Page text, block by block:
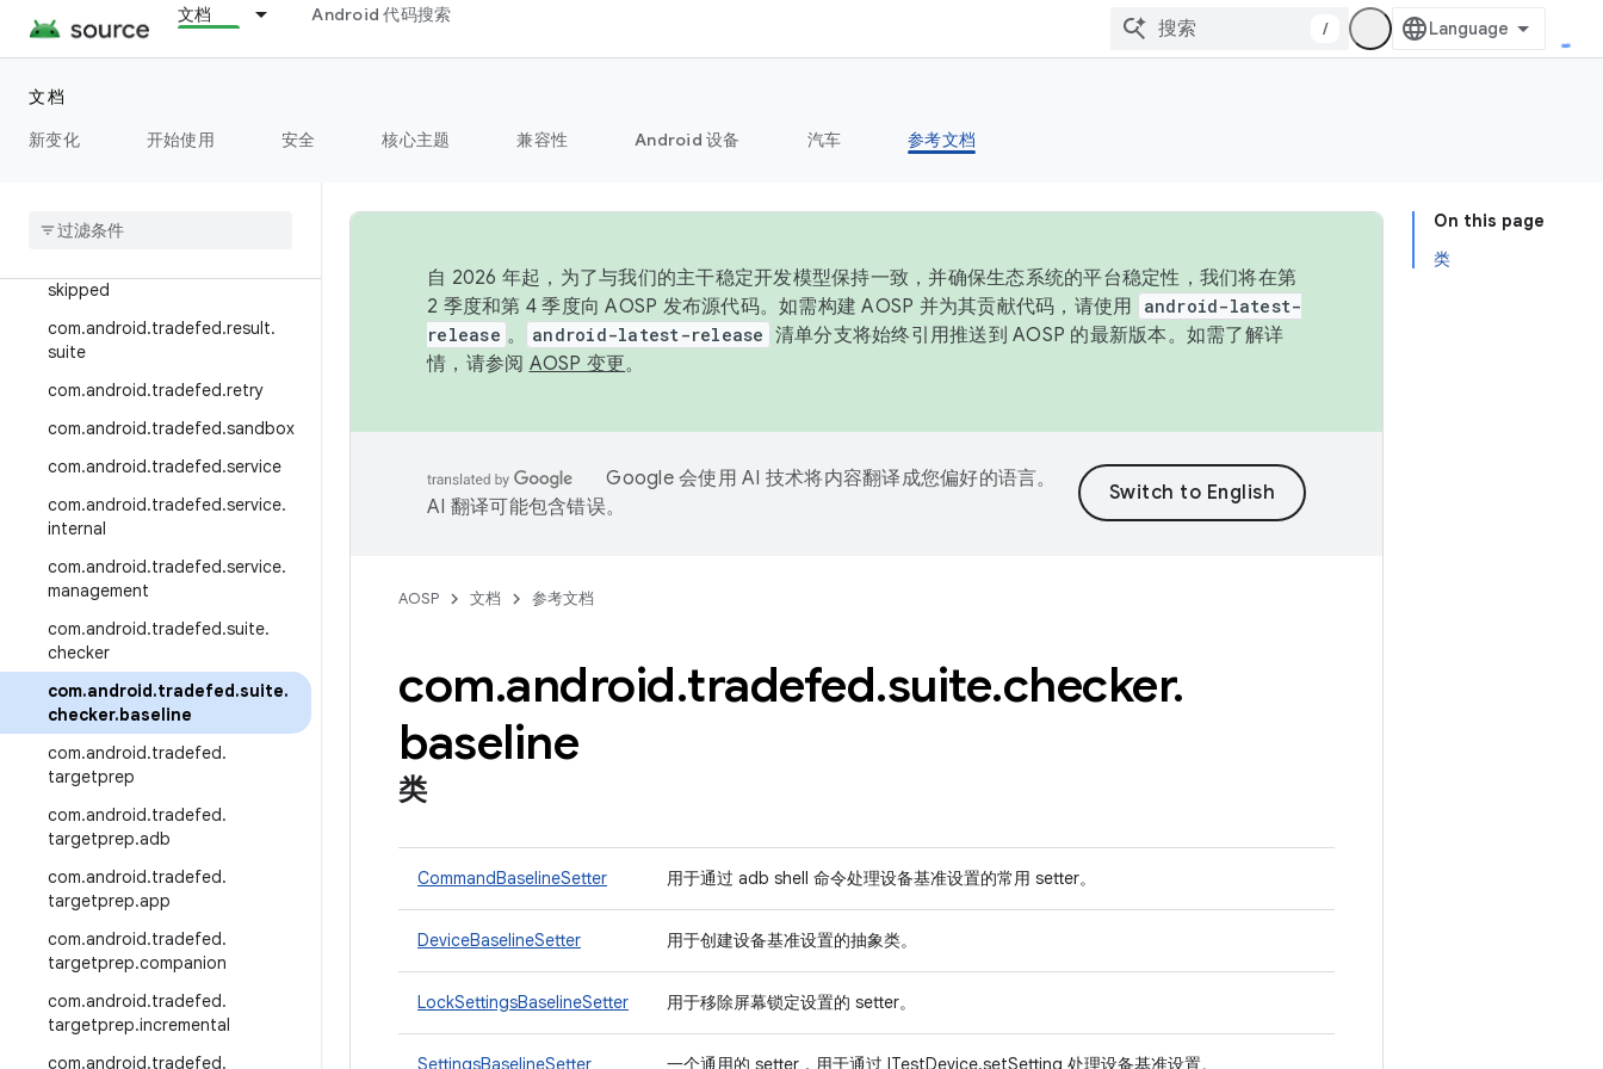
文档 Android 代码搜索
/
文档
新变化
开始使用 安全 核心主题 兼容性 Android 设备 汽车 参考文档
com.android.tradefed.result.pro
to
ultdb
com
.tradefed
retry
skipped
com.android.tradefed.result.
suite
com.android.tradefed.retry
com.android.tradefed.sandbox
com.android.tradefed.service
com.android.tradefed.service.
internal
com.android.tradefed.service.
management
com.android.tradefed.suite.
checker
com.android.tradefed.suite.
checker.baseline
com.android.tradefed.
targetprep
com.android.tradefed.
targetprep.adb
com.android.tradefed.
targetprep.app
com.android.tradefed.
targetprep.companion
com.android.tradefed.
targetprep.incremental
com.android.tradefed.
On this page
类
自 2026 年起，为了与我们的主干稳定开发模型保持一致，并确保生态系统的平台稳定性，我们将在第
2 季度和第 4 季度向 AOSP 发布源代码。如需构建 AOSP 并为其贡献代码，请使用
android-latest-
release 。 android-latest-release 清单分支将始终引用推送到 AOSP 的最新版本。如需了解详
情，请参阅 AOSP 变更。
Google 会使用 AI 技术将内容翻译成您偏好的语言。
AI 翻译可能包含错误。
AOSP 文档 参考文档
com.android.tradefed.suite.checker.
baseline
类
CommandBaselineSetter 用于通过 adb shell 命令处理设备基准设置的常用 setter。
DeviceBaselineSetter 用于创建设备基准设置的抽象类。
LockSettingsBaselineSetter 用于移除屏幕锁定设置的 setter。
SettingsBaselineSetter 一个通用的 setter，用于通过 ITestDevice.setSetting 处理设备基准设置。